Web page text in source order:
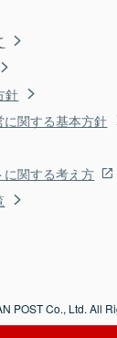
針
関する基本方針
関する考え方
POST Co., Ltd. All